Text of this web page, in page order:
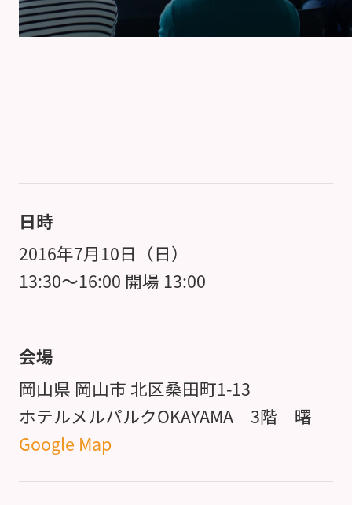
日時
2016年7月10日（日）
13:30～16:00 開場 13:00
会場
岡山県 岡山市 北区桑田町1-13
ホテルメルパルクOKAYAMA 3階 曙
Google Map